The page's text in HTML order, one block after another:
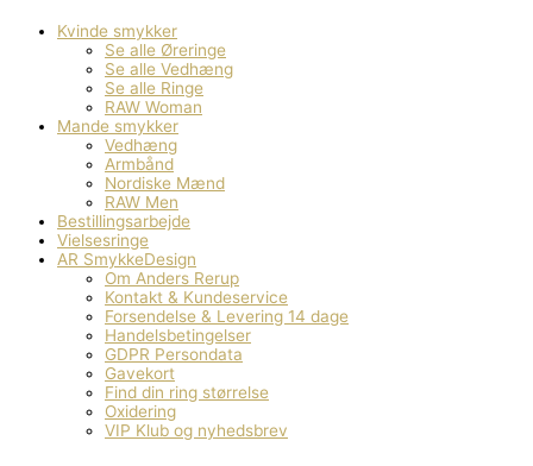
Kvinde smykker
Se alle Øreringe
Se alle Vedhæng
Se alle Ringe
RAW Woman
Mande smykker
Vedhæng
Armbånd
Nordiske Mænd
RAW Men
Bestillingsarbejde
Vielsesringe
AR SmykkeDesign
Om Anders Rerup
Kontakt & Kundeservice
Forsendelse & Levering 14 dage
Handelsbetingelser
GDPR Persondata
Gavekort
Find din ring størrelse
Oxidering
VIP Klub og nyhedsbrev